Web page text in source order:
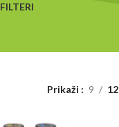
Prikaži 9 12